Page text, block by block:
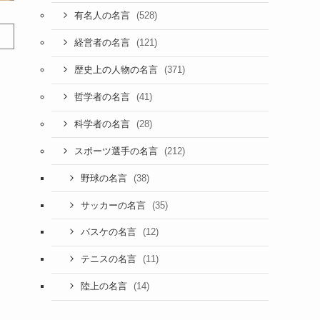
有名人の名言 (528)
経営者の名言 (121)
歴史上の人物の名言 (371)
哲学者の名言 (41)
科学者の名言 (28)
スポーツ選手の名言 (212)
野球の名言 (38)
サッカーの名言 (35)
バスケの名言 (12)
テニスの名言 (11)
陸上の名言 (14)